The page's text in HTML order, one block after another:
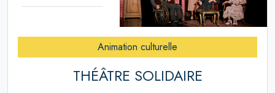
Animation culturelle
THÉÂTRE SOLIDAIRE